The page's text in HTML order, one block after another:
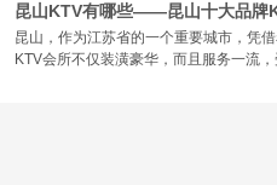
昆山KTV有哪些——昆山十大品牌
昆山，作为江苏省的一个重要城市，凭
KTV会所不仅装潢豪华，而且服务一流